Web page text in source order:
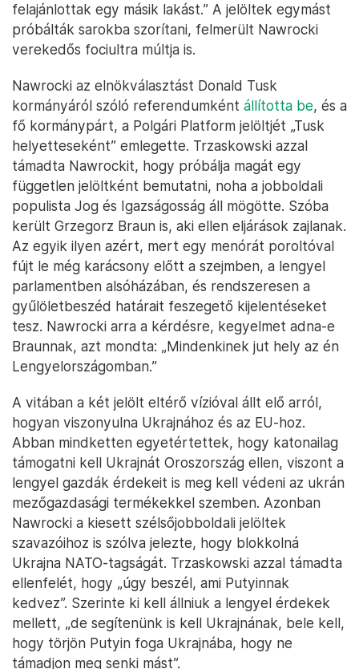
felajánlottak egy másik lakást.” A jelöltek egymást
próbálták sarokba szorítani, felmerült Nawrocki
verekedős fociultra múltja is.
Nawrocki az elnökválasztást Donald Tusk
kormányáról szóló referendumként állította be, és a
fő kormánypárt, a Polgári Platform jelöltjét „Tusk
helyetteseként” emlegette. Trzaskowski azzal
támadta Nawrockit, hogy próbálja magát egy
független jelöltként bemutatni, noha a jobboldali
populista Jog és Igazságosság áll mögötte. Szóba
került Grzegorz Braun is, aki ellen eljárások zajlanak.
Az egyik ilyen azért, mert egy menórát poroltóval
fújt le még karácsony előtt a szejmben, a lengyel
parlamentben alsóházában, és rendszeresen a
gyűlöletbeszéd határait feszegető kijelentéseket
tesz. Nawrocki arra a kérdésre, kegyelmet adna-e
Braunnak, azt mondta: „Mindenkinek jut hely az én
Lengyelországomban.”
A vitában a két jelölt eltérő vízióval állt elő arról,
hogyan viszonyulna Ukrajnához és az EU-hoz.
Abban mindketten egyetértettek, hogy katonailag
támogatni kell Ukrajnát Oroszország ellen, viszont a
lengyel gazdák érdekeit is meg kell védeni az ukrán
mezőgazdasági termékekkel szemben. Azonban
Nawrocki a kiesett szélsőjobboldali jelöltek
szavazóihoz is szólva jelezte, hogy blokkolná
Ukrajna NATO-tagságát. Trzaskowski azzal támadta
ellenfelét, hogy „úgy beszél, ami Putyinnak
kedvez”. Szerinte ki kell állniuk a lengyel érdekek
mellett, „de segítenünk is kell Ukrajnának, bele kell,
hogy törjön Putyin foga Ukrajnába, hogy ne
támadjon meg senki mást”.